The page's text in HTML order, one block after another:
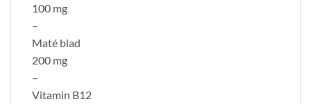
100 mg
–
Maté blad
200 mg
–
Vitamin B12